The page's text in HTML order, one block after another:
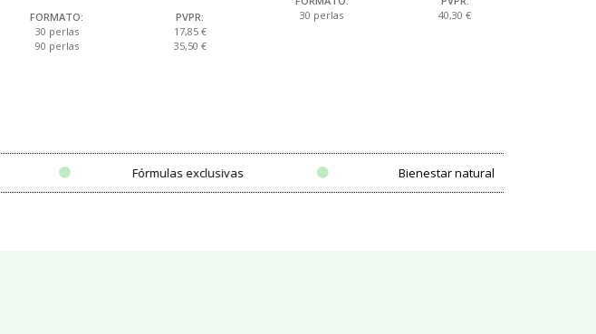
FORMATO:
30 perlas
PVPR:
17,85 €
90 perlas
35,50 €
30 perlas
40,30 €
Fórmulas exclusivas Bienestar natural